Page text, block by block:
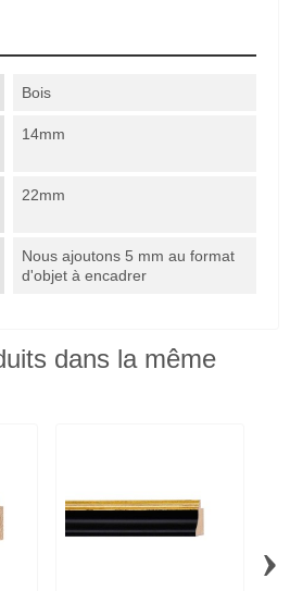
Bois
14mm
22mm
Nous ajoutons 5 mm au format
d'objet à encadrer
dans la même
›